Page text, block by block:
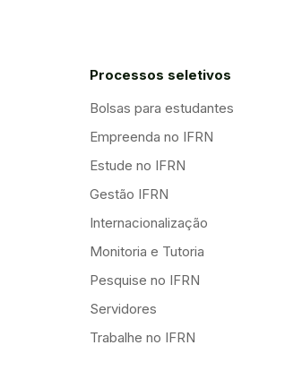
Processos seletivos
Bolsas para estudantes
Empreenda no IFRN
Estude no IFRN
Gestão IFRN
Internacionalização
Monitoria e Tutoria
Pesquise no IFRN
Servidores
Trabalhe no IFRN